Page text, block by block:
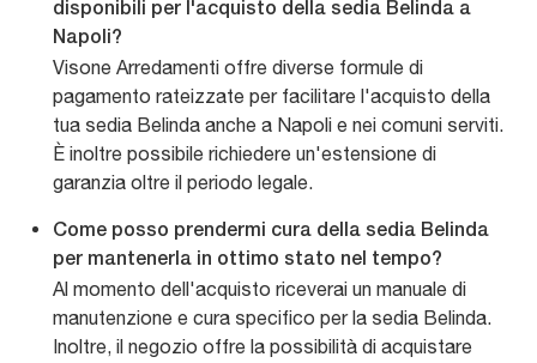
disponibili per l'acquisto della sedia Belinda a
Napoli?
Visone Arredamenti offre diverse formule di
pagamento rateizzate per facilitare l'acquisto della
tua sedia Belinda anche a Napoli e nei comuni serviti.
È inoltre possibile richiedere un'estensione di
garanzia oltre il periodo legale.
Come posso prendermi cura della sedia Belinda
per mantenerla in ottimo stato nel tempo?
Al momento dell'acquisto riceverai un manuale di
manutenzione e cura specifico per la sedia Belinda.
Inoltre, il negozio offre la possibilità di acquistare